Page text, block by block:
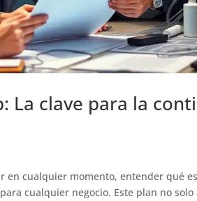
La clave para la
cualquier momento, entender qué
cualquier negocio. Este plan no